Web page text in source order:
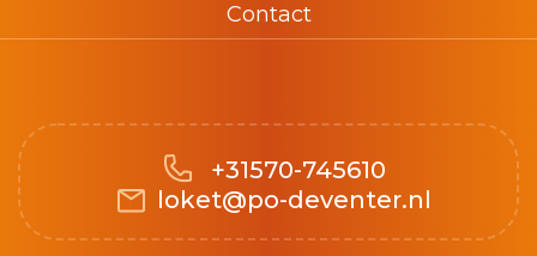
Contact
+31570-745610
loket@po-deventer.nl